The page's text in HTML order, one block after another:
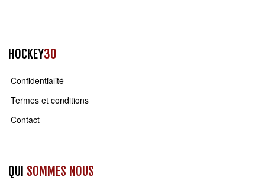
HOCKEY30
Confidentialité
Termes et conditions
Contact
QUI SOMMES NOUS